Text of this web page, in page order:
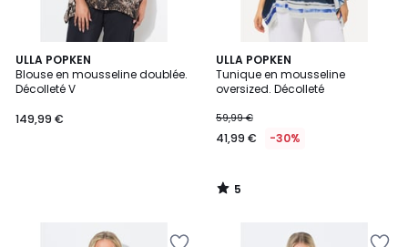
ULLA POPKEN
Blouse en mousseline doublée.
Décolleté V
149,99 €
ULLA POPKEN
Tunique en mousseline
oversized. Décolleté
59,99 €
41,99 € -30%
5
/
5
5
/